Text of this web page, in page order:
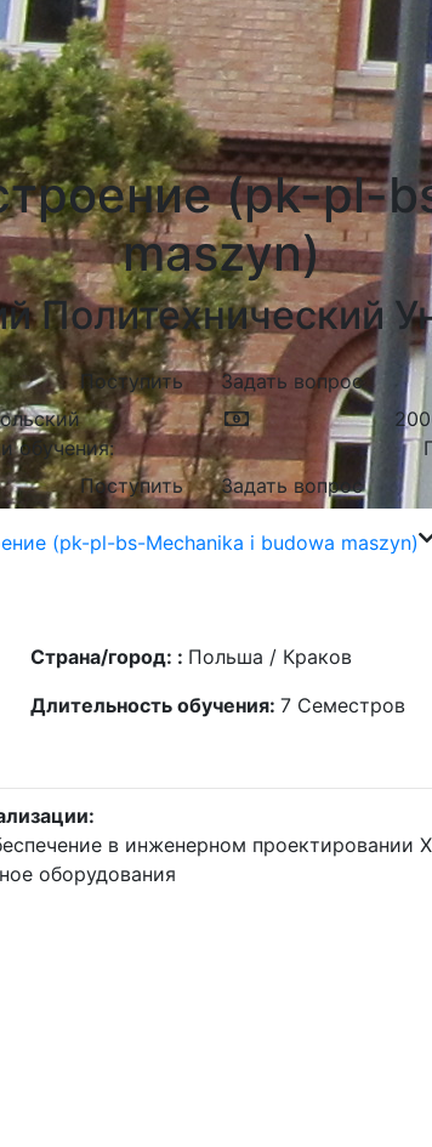
(pk-pl-
maszyn)
Политехнический
Поступить
Задать вопрос
обучения:
Поступить
Задать вопрос
(pk-pl-bs-Mechanika i budowa maszyn)
Страна/город: : Польша / Краков
Длительность обучения:7 Семестров
в инженерном проектировании
оборудования